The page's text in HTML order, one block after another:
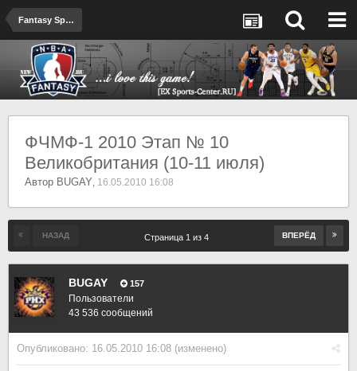
Fantasy Sport
ФЧМФ-1 2010 Этап № 10
Великобритания (10-11 июля)
Автор BUGAY, 16.05.2010 16:08
НАЗАД ВПЕРЁД
Страница 1 из 4
BUGAY 157
Пользователи
43 536 сообщений
Опубликовано: 16.05.2010 16:08 (изменено)